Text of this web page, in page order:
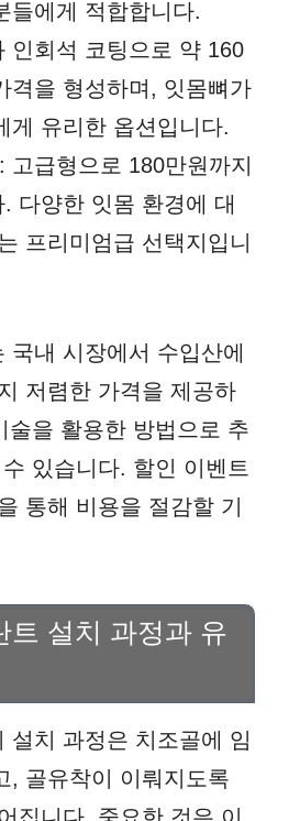
들에게 적합합니다.
인회석 코팅으로 약 160
격을 형성하며, 잇몸뼈가
게 유리한 옵션입니다.
: 고급형으로 180만원까지
다양한 잇몸 환경에 대
프리미엄급 선택지입니
국내 시장에서 수입산에
저렴한 가격을 제공하
술을 활용한 방법으로 추
있습니다. 할인 이벤트
통해 비용을 절감할 기
트 설치 과정과 유
설치 과정은 치조골에 임
, 골유착이 이뤄지도록